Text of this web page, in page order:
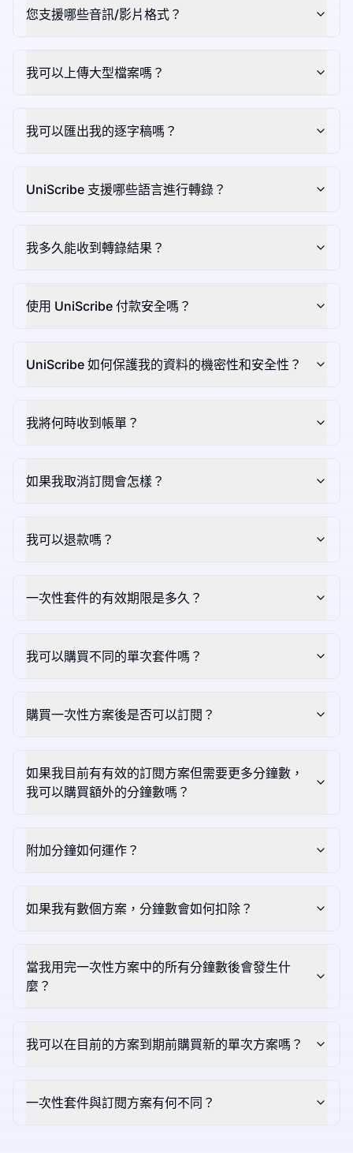
您支援哪些音訊/影片格式？
我可以上傳大型檔案嗎？
我可以匯出我的逐字稿嗎？
UniScribe 支援哪些語言進行轉錄？
我多久能收到轉錄結果？
使用 UniScribe 付款安全嗎？
UniScribe 如何保護我的資料的機密性和安全性？
我將何時收到帳單？
如果我取消訂閱會怎樣？
我可以退款嗎？
一次性套件的有效期限是多久？
我可以購買不同的單次套件嗎？
購買一次性方案後是否可以訂閱？
如果我目前有有效的訂閱方案但需要更多分鐘數，
我可以購買額外的分鐘數嗎？
附加分鐘如何運作？
如果我有數個方案，分鐘數會如何扣除？
當我用完一次性方案中的所有分鐘數後會發生什
麼？
我可以在目前的方案到期前購買新的單次方案嗎？
一次性套件與訂閱方案有何不同？